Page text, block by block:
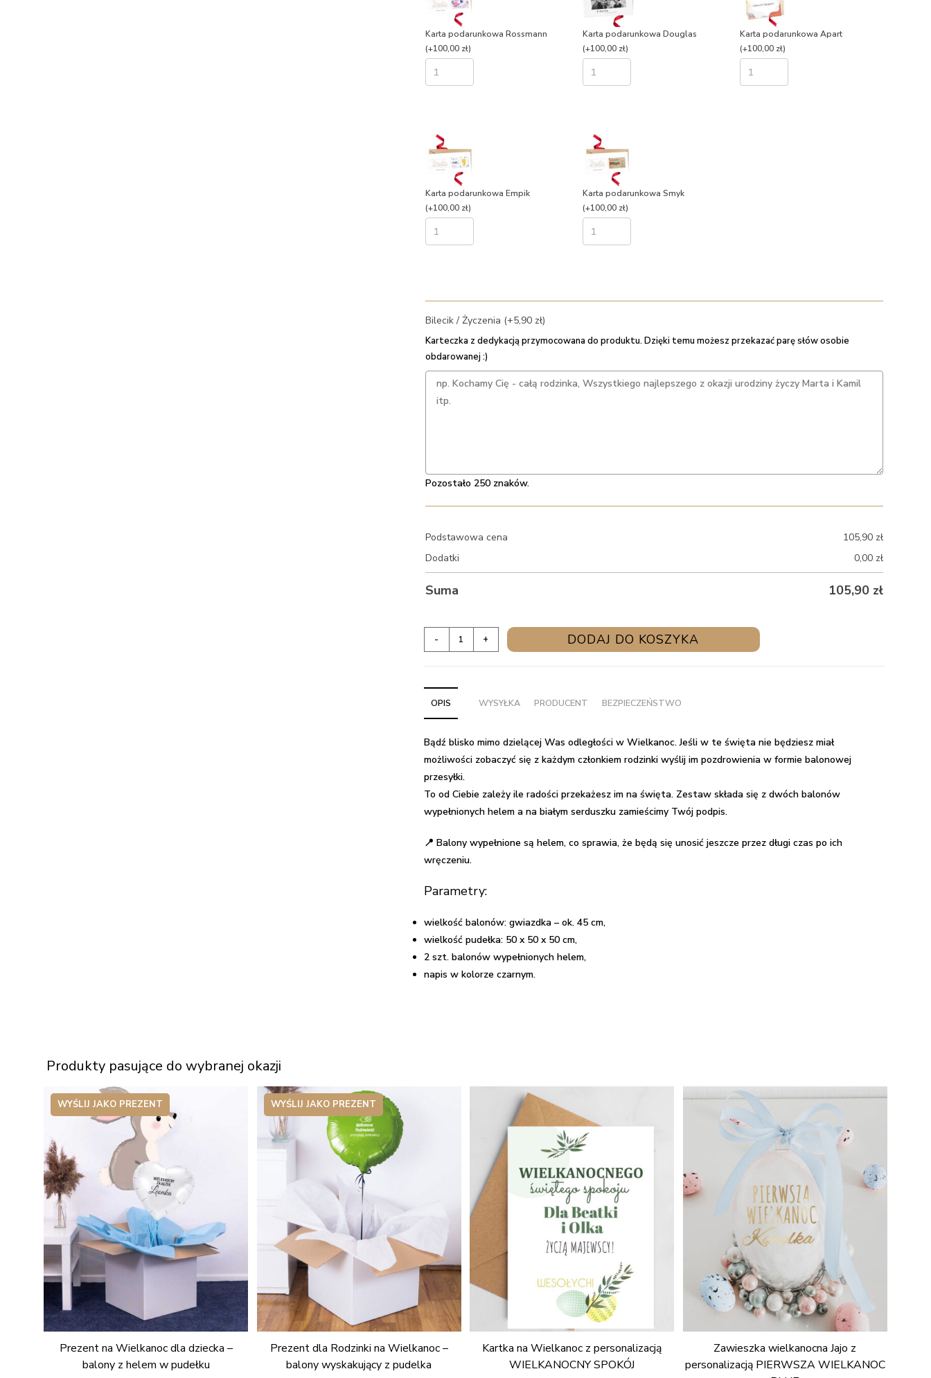
Karta podarunkowa Rossmann
(+100,00 zł)
Karta podarunkowa Douglas
(+100,00 zł)
Karta podarunkowa Apart
(+100,00 zł)
Karta podarunkowa Empik
(+100,00 zł)
Karta podarunkowa Smyk
(+100,00 zł)
Bilecik / Życzenia (+5,90 zł)
Karteczka z dedykacją przymocowana do produktu. Dzięki temu możesz przekazać parę słów osobie
obdarowanej :)
Pozostało 250 znaków.
Podstawowa cena 105,90 zł
Dodatki
0,00 zł
Suma 105,90 zł
Balony
helem
w
pudełku
na
Wielkanoc
-
Pisanka
- + DODAJ DO KOSZYKA
OPIS WYSYŁKA PRODUCENT BEZPIECZEŃSTWO
Bądź blisko mimo dzielącej Was odległości w Wielkanoc. Jeśli w te święta nie będziesz miał
możliwości zobaczyć się z każdym członkiem rodzinki wyślij im pozdrowienia w formie balonowej
przesyłki.
To od Ciebie zależy ile radości przekażesz im na święta. Zestaw składa się z dwóch balonów
wypełnionych helem a na białym serduszku zamieścimy Twój podpis.
📍 Balony wypełnione są helem, co sprawia, że będą się unosić jeszcze przez długi czas po ich
wręczeniu.
Parametry:
wielkość balonów: gwiazdka – ok. 45 cm,
wielkość pudełka: 50 x 50 x 50 cm,
2 szt. balonów wypełnionych helem,
napis w kolorze czarnym.
Produkty pasujące do wybranej okazji
WYŚLIJ JAKO PREZENT
Prezent na Wielkanoc dla dziecka –
balony z helem w pudełku
WYŚLIJ JAKO PREZENT
Prezent dla Rodzinki na Wielkanoc –
balony wyskakujący z pudelka
Kartka na Wielkanoc z personalizacją
WIELKANOCNY SPOKÓJ
Zawieszka wielkanocna Jajo z
personalizacją PIERWSZA WIELKANOC